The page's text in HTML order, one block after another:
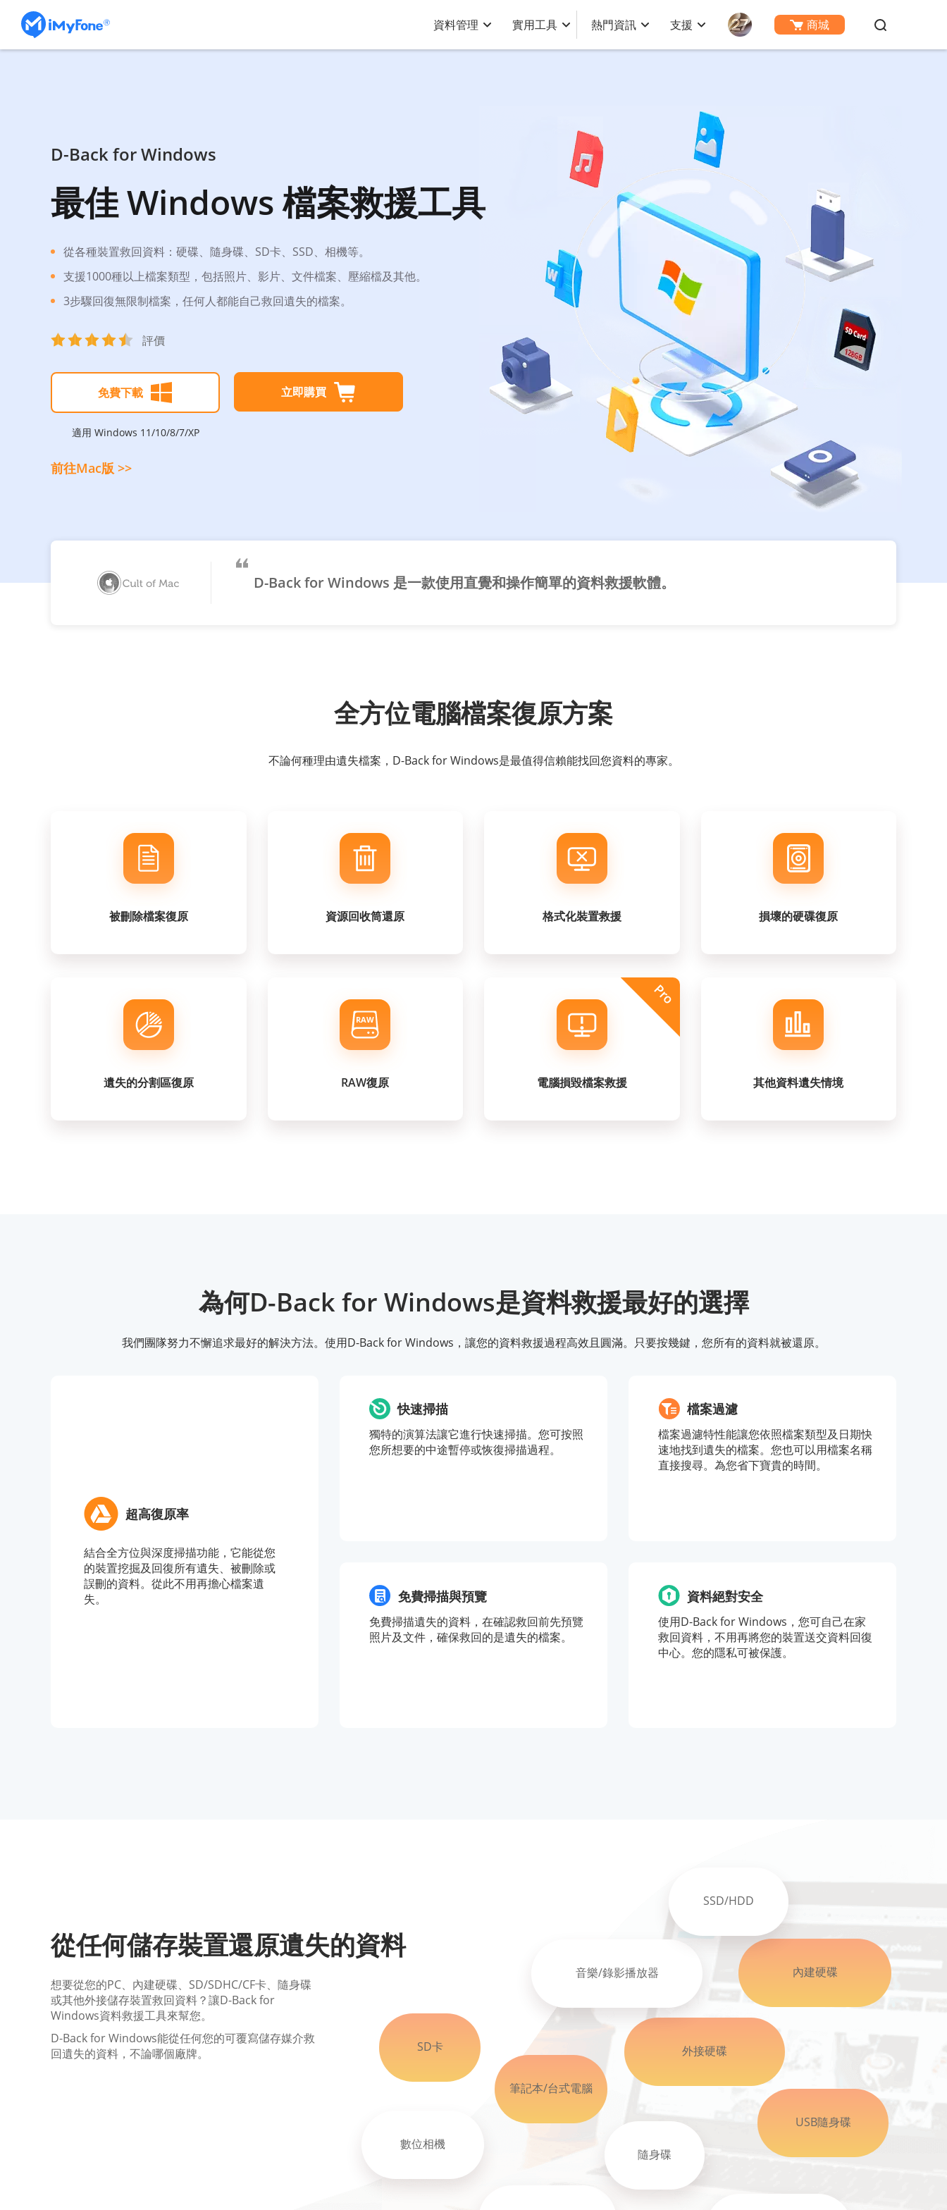
資料管理 實用工具 熱門資訊 支援 商城
D-Back for Windows
最佳 Windows 檔案救援工具
從各種裝置救回資料：硬碟、隨身碟、SD卡、SSD、相機等。
支援1000種以上檔案類型，包括照片、影片、文件檔案、壓縮檔及其他。
3步驟回復無限制檔案，任何人都能自己救回遺失的檔案。
評價
免費下載
適用 Windows 11/10/8/7/XP
立即購買
前往Mac版 >>
D-Back for Windows 是一款使用直覺和操作簡單的資料救援軟體。
全方位電腦檔案復原方案
不論何種理由遺失檔案，D-Back for Windows是最值得信賴能找回您資料的專家。
被刪除檔案復原 資源回收筒還原 格式化裝置救援 損壞的硬碟復原
遺失的分割區復原 RAW復原 電腦損毀檔案救援 其他資料遺失情境
為何D-Back for Windows是資料救援最好的選擇
我們團隊努力不懈追求最好的解決方法。使用D-Back for Windows，讓您的資料救援過程高效且圓滿。只要按幾鍵，您所有的資料就被還原。
超高復原率
結合全方位與深度掃描功能，它能從您
的裝置挖掘及回復所有遺失、被刪除或
誤刪的資料。從此不用再擔心檔案遺
失。
快速掃描
獨特的演算法讓它進行快速掃描。您可按照
您所想要的中途暫停或恢復掃描過程。
檔案過濾
檔案過濾特性能讓您依照檔案類型及日期快
速地找到遺失的檔案。您也可以用檔案名稱
直接搜尋。為您省下寶貴的時間。
免費掃描與預覽
免費掃描遺失的資料，在確認救回前先預覽
照片及文件，確保救回的是遺失的檔案。
資料絕對安全
使用D-Back for Windows，您可自己在家
救回資料，不用再將您的裝置送交資料回復
中心。您的隱私可被保護。
從任何儲存裝置還原遺失的資料
想要從您的PC、內建硬碟、SD/SDHC/CF卡、隨身碟
或其他外接儲存裝置救回資料？讓D-Back for
Windows資料救援工具來幫您。
D-Back for Windows能從任何您的可覆寫儲存媒介救
回遺失的資料，不論哪個廠牌。
外接硬碟
音樂/錄影播放器
SD卡
數位相機
內建硬碟
隨身碟
筆記本/台式電腦
USB隨身碟
SSD/HDD